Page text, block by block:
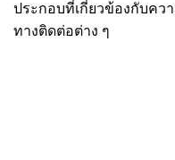
ประกอบที่เกี่ยวข้องกับคว
ทางติดต่อต่าง ๆ